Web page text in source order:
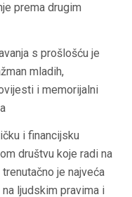
prema drugim
s prošlošću je
mladih,
i memorijalni
i financijsku
društvu koje radi na
je najveća
ljudskim pravima i